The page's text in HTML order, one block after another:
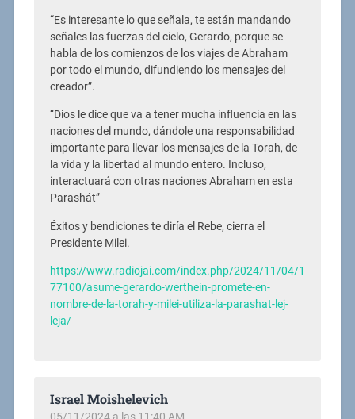
“Es interesante lo que señala, te están mandando
señales las fuerzas del cielo, Gerardo, porque se
habla de los comienzos de los viajes de Abraham
por todo el mundo, difundiendo los mensajes del
creador”.
“Dios le dice que va a tener mucha influencia en las
naciones del mundo, dándole una responsabilidad
importante para llevar los mensajes de la Torah, de
la vida y la libertad al mundo entero. Incluso,
interactuará con otras naciones Abraham en esta
Parashát”
Éxitos y bendiciones te diría el Rebe, cierra el
Presidente Milei.
https://www.radiojai.com/index.php/2024/11/04/1
77100/asume-gerardo-werthein-promete-en-
nombre-de-la-torah-y-milei-utiliza-la-parashat-lej-
leja/
Israel Moishelevich